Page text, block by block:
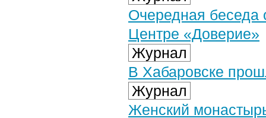
Очередная беседа
Центре «Доверие»
Журнал
В Хабаровске
Журнал
Женский